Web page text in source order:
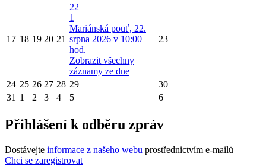
17 18 19 20 21
22
1
Mariánská pouť, 22.
srpna 2026 v 10:00
hod.
Zobrazit všechny
záznamy ze dne
23
24 25 26 27 28 29
30
31 1 2 3 4 5 6
Přihlášení k odběru zpráv
Dostávejte informace z našeho webu prostřednictvím e-mailů
Chci se zaregistrovat